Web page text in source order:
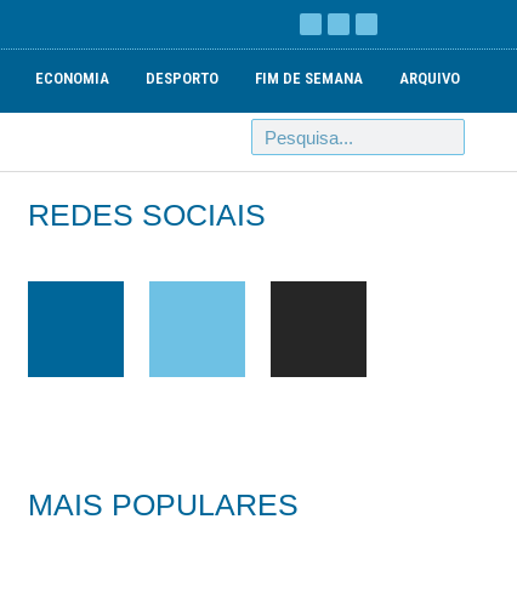
ECONOMIA DESPORTO FIM DE SEMANA ARQUIVO
REDES SOCIAIS
MAIS POPULARES